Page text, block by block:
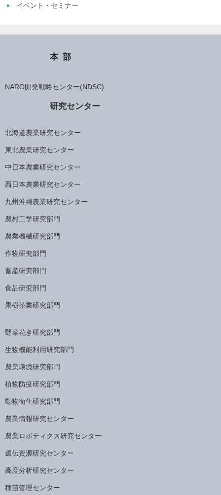
イベント・セミナー
本部
NARO開発戦略センター(NDSC)
研究センター
北海道農業研究センター
東北農業研究センター
中日本農業研究センター
西日本農業研究センター
九州沖縄農業研究センター
農村工学研究部門
農業機械研究部門
作物研究部門
畜産研究部門
食品研究部門
果樹茶業研究部門
野菜花き研究部門
生物機能利用研究部門
農業環境研究部門
植物防疫研究部門
動物衛生研究部門
農業情報研究センター
農業ロボティクス研究センター
遺伝資源研究センター
高度分析研究センター
種苗管理センター